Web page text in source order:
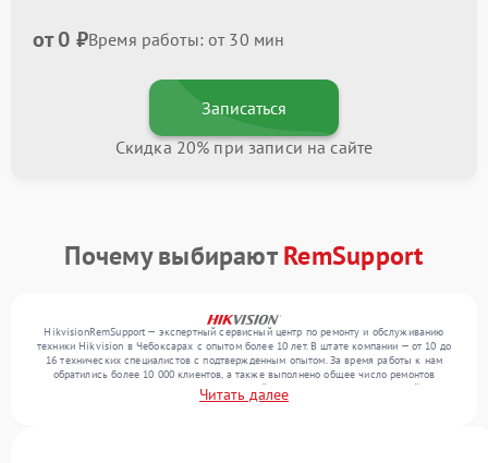
от 0 ₽Время работы: от 30 мин
Записаться
Скидка 20% при записи на сайте
Почему выбираютRemSupport
HikvisionRemSupport — экспертный сервисный центр по ремонту и обслуживанию
техники Hikvision в Чебоксарах с опытом более 10 лет. В штате компании — от 10 до
16 технических специалистов с подтвержденным опытом. За время работы к нам
обратились более 10 000 клиентов, а также выполнено общее число ремонтов
превысило 12 000. Ежемесячно в сервисный центр поступает от 300 устройств,
включая , , . Мы устраняем поломки любой сложности и поддерживаем высокий
Читать далее